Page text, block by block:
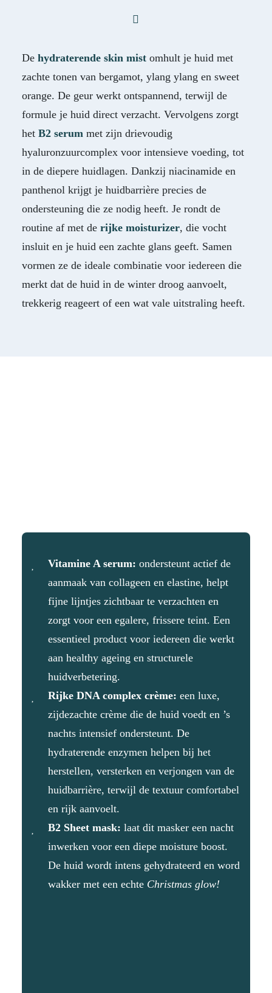
De hydraterende skin mist omhult je huid met
zachte tonen van bergamot, ylang ylang en sweet
orange. De geur werkt ontspannend, terwijl de
formule je huid direct verzacht. Vervolgens zorgt
het B2 serum met zijn drievoudig
hyaluronzuurcomplex voor intensieve voeding, tot
in de diepere huidlagen. Dankzij niacinamide en
panthenol krijgt je huidbarrière precies de
ondersteuning die ze nodig heeft. Je rondt de
routine af met de rijke moisturizer, die vocht
insluit en je huid een zachte glans geeft. Samen
vormen ze de ideale combinatie voor iedereen die
merkt dat de huid in de winter droog aanvoelt,
trekkerig reageert of een wat vale uitstraling heeft.
Vitamine A serum: ondersteunt actief de
aanmaak van collageen en elastine, helpt
fijne lijntjes zichtbaar te verzachten en
zorgt voor een egalere, frissere teint. Een
essentieel product voor iedereen die werkt
aan healthy ageing en structurele
huidverbetering.
Rijke DNA complex crème: een luxe,
zijdezachte crème die de huid voedt en ’s
nachts intensief ondersteunt. De
hydraterende enzymen helpen bij het
herstellen, versterken en verjongen van de
huidbarrière, terwijl de textuur comfortabel
en rijk aanvoelt.
B2 Sheet mask: laat dit masker een nacht
inwerken voor een diepe moisture boost.
De huid wordt intens gehydrateerd en word
wakker met een echte Christmas glow!